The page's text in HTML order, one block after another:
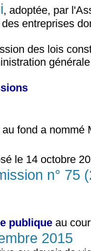
, adoptée, par
entreprises
des lois
générale
fond a nommé
le 14 octobre
n° 75
publique au
2015